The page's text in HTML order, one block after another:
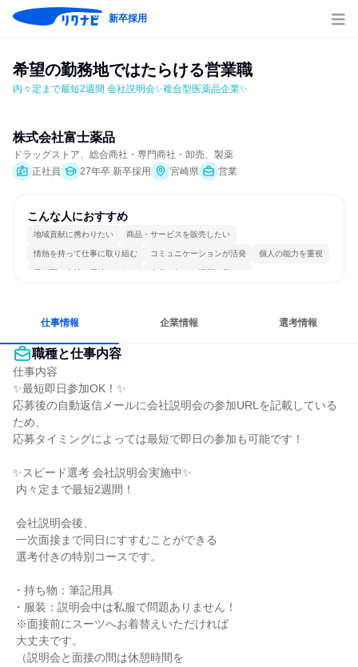
新卒採用
希望の勤務地ではたらける営業職
内々定まで最短2週間 会社説明会✨複合型医薬品企業✨
株式会社富士薬品
ドラッグストア、総合商社・専門商社・卸売、製薬
正社員
27年卒 新卒採用 宮崎県 営業
こんな人におすすめ
地域貢献に携わりたい 商品・サービスを販売したい
情熱を持って仕事に取り組む コミュニケーションが活発 個人の能力を重視
長く同じ会社に居続けられる 自分の好きな場所で働ける
仕事情報 企業情報 選考情報
職種と仕事内容
仕事内容
✨最短即日参加OK！✨
応募後の自動返信メールに会社説明会の参加URLを記載している
ため、
応募タイミングによっては最短で即日の参加も可能です！
✨スピード選考 会社説明会実施中✨
・持ち物：筆記用具
・服装：説明会中は私服で問題ありません！